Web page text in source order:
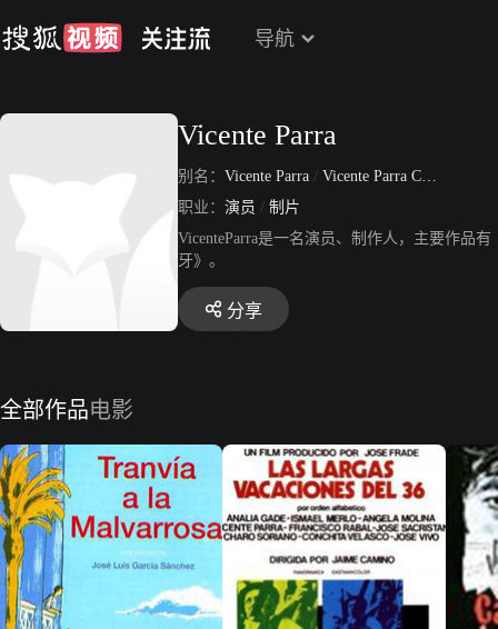
导航
Vicente Parra
别名： Vicente Parra / Vicente Parra Collado
职业： 演员 / 制片
VicenteParra是一名演员、制作人，主要作品有
牙》。
分享
全部作品电影